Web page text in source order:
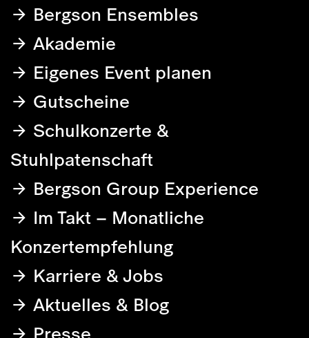
Bergson Ensembles
Akademie
Eigenes Event planen
Gutscheine
Schulkonzerte &
Stuhlpatenschaft
Bergson Group Experience
Im Takt – Monatliche
Konzertempfehlung
Karriere & Jobs
Aktuelles & Blog